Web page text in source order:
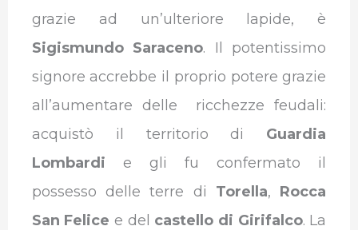
grazie ad un’ulteriore lapide, è
Sigismundo Saraceno. Il potentissimo
signore accrebbe il proprio potere grazie
all’aumentare delle ricchezze feudali:
acquistò il territorio di Guardia
Lombardi e gli fu confermato il
possesso delle terre di Torella, Rocca
San Felice e del castello di Girifalco. La